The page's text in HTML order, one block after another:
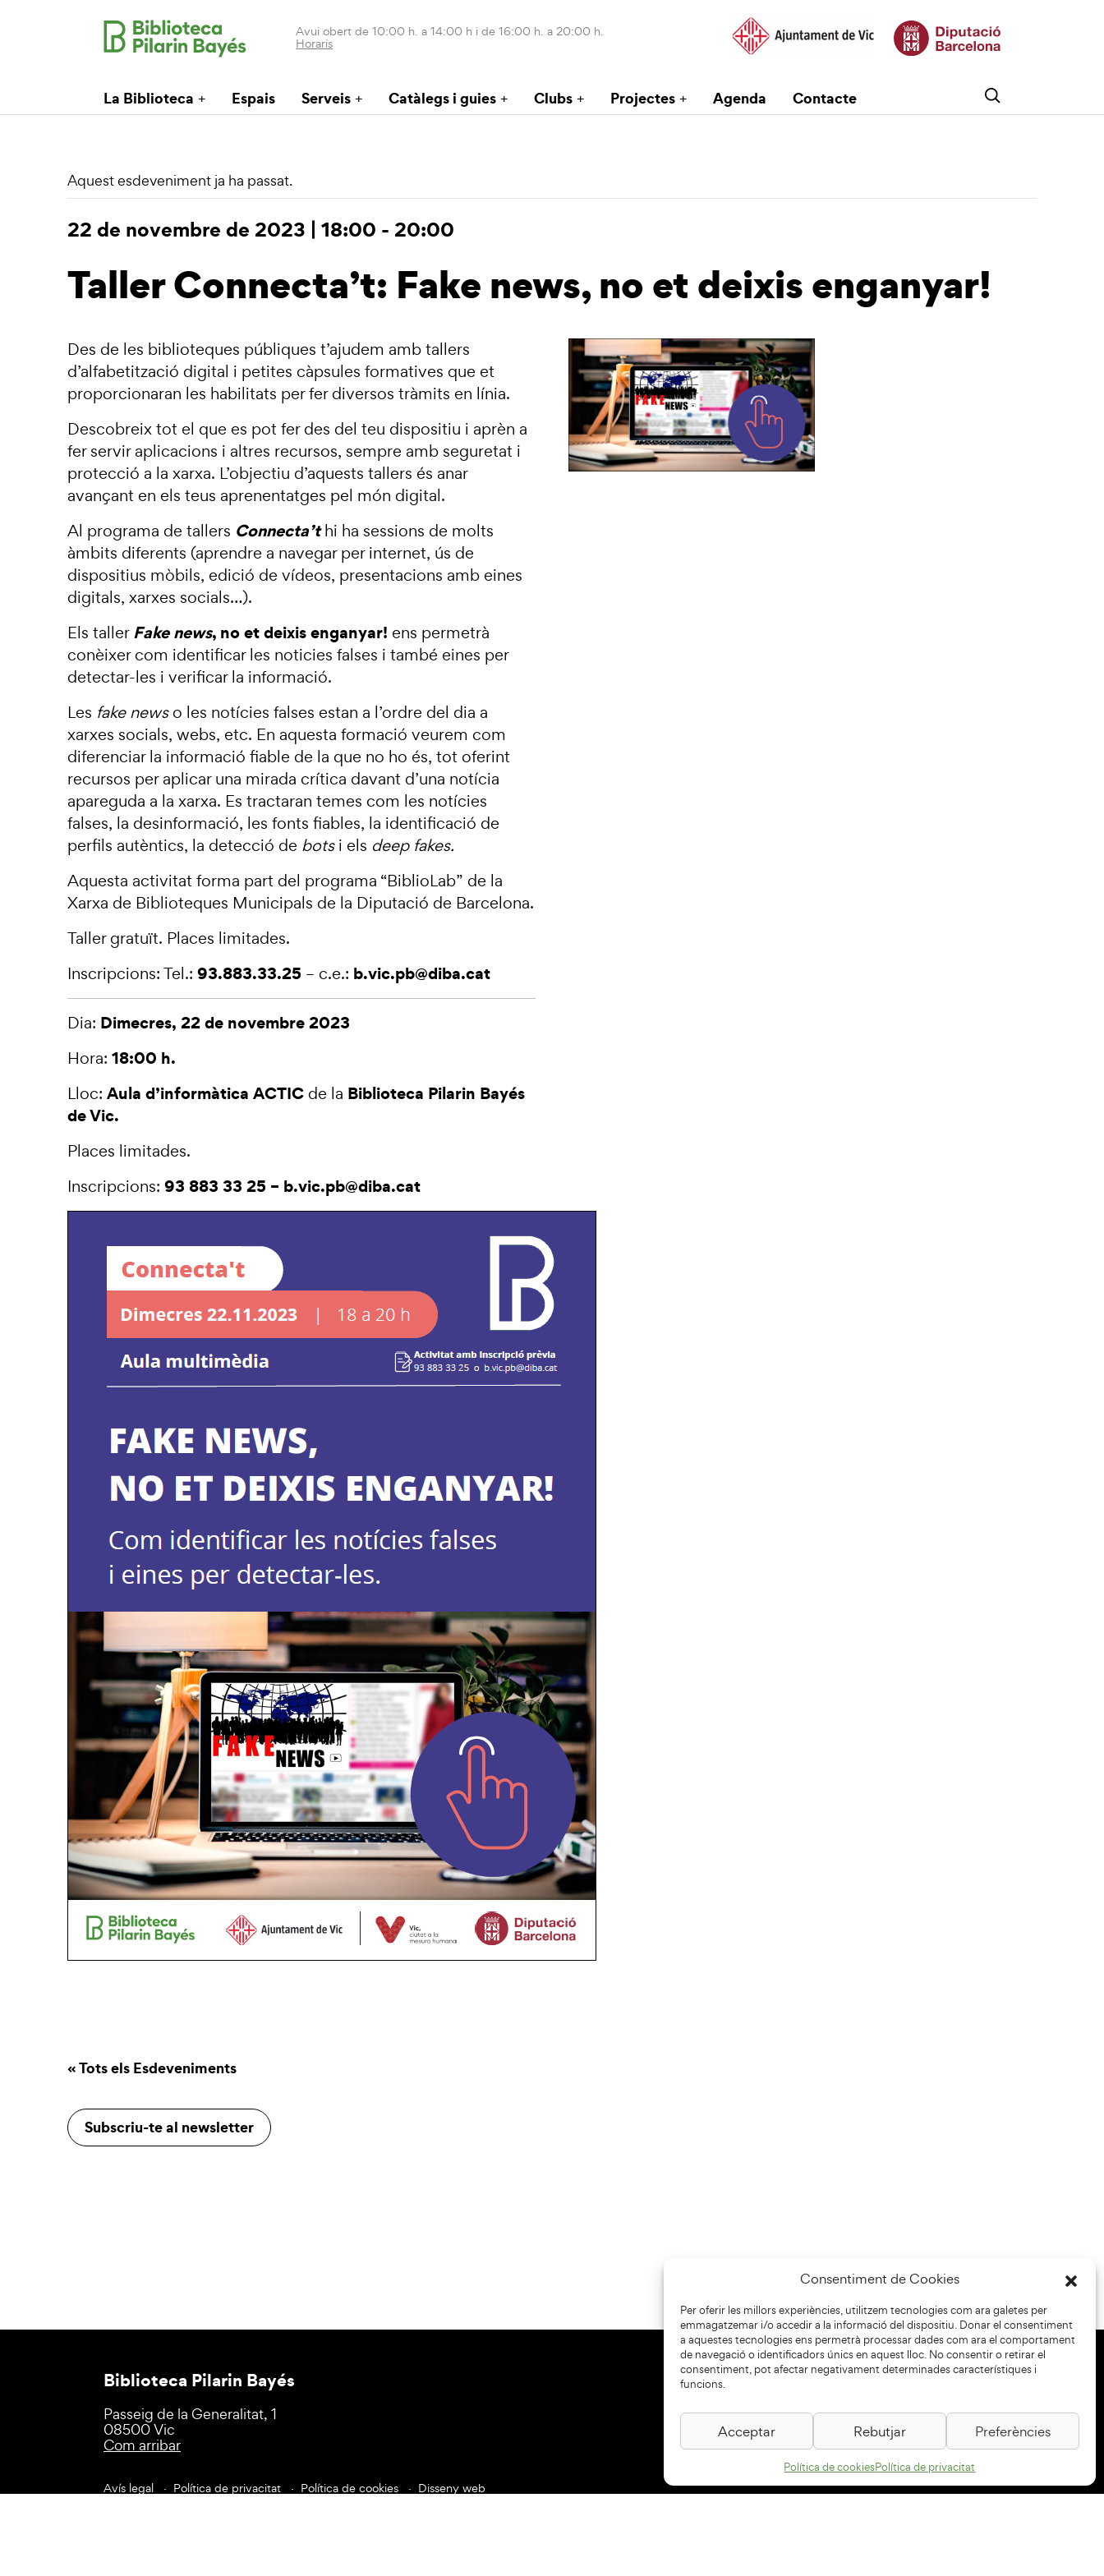
Consentiment de Cookies
Per oferir les millors experiències, utilitzem tecnologies com ara galetes per
emmagatzemar i/o accedir a la informació del dispositiu. Donar el consentiment
a aquestes tecnologies ens permetrà processar dades com ara el comportament
de navegació o identificadors únics en aquest lloc. No consentir o retirar el
consentiment, pot afectar negativament determinades característiques i
funcions.
Acceptar Rebutjar Preferències
Política de cookiesPolítica de privacitat
Avui obert de 10:00 h. a 14:00 h i de 16:00 h. a 20:00 h.
Horaris
La Biblioteca Espais Serveis Catàlegs i guies Clubs Projectes Agenda Contacte
Aquest esdeveniment ja ha passat.
22 de novembre de 2023 | 18:00 - 20:00
Taller Connecta’t: Fake news, no et deixis enganyar!
Des de les biblioteques públiques t’ajudem amb tallers
d’alfabetització digital i petites càpsules formatives que et
proporcionaran les habilitats per fer diversos tràmits en línia.
Descobreix tot el que es pot fer des del teu dispositiu i aprèn a
fer servir aplicacions i altres recursos, sempre amb seguretat i
protecció a la xarxa. L’objectiu d’aquests tallers és anar
avançant en els teus aprenentatges pel món digital.
Al programa de tallers Connecta’thi ha sessions de molts
àmbits diferents (aprendre a navegar per internet, ús de
dispositius mòbils, edició de vídeos, presentacions amb eines
digitals, xarxes socials…).
Els tallerFake news, no et deixis enganyar! ens permetrà
conèixer com identificar les noticies falses i també eines per
detectar-les i verificar la informació.
Les fake newso les notícies falses estan a l’ordre del dia a
xarxes socials, webs, etc. En aquesta formació veurem com
diferenciar la informació fiable de la que no ho és, tot oferint
recursos per aplicar una mirada crítica davant d’una notícia
apareguda a la xarxa. Es tractaran temes com les notícies
falses, la desinformació, les fonts fiables, la identificació de
perfils autèntics, la detecció de botsi els deep fakes.
Aquesta activitat forma part del programa “BiblioLab” de la
Xarxa de Biblioteques Municipals de la Diputació de Barcelona.
Taller gratuït. Places limitades.
Inscripcions: Tel.: 93.883.33.25 – c.e.: b.vic.pb@diba.cat
Dia: Dimecres, 22 de novembre 2023
Hora: 18:00 h.
Lloc: Aula d’informàtica ACTIC de la Biblioteca Pilarin Bayés
de Vic.
Places limitades.
Inscripcions: 93 883 33 25 – b.vic.pb@diba.cat
« Tots els Esdeveniments
Subscriu-te al newsletter
Biblioteca Pilarin Bayés
Passeig de la Generalitat, 1
08500 Vic
Com arribar
Avís legal Política de privacitat Política de cookies Disseny web
Col·laboradors: